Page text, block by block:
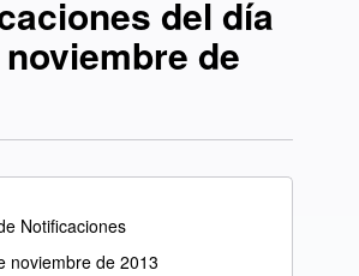
del día
noviembre de
Notificaciones
noviembre de 2013